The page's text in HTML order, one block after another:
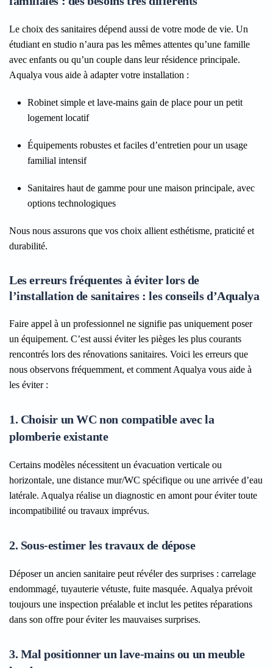
Le choix des sanitaires dépend aussi de votre mode de vie. Un
étudiant en studio n’aura pas les mêmes attentes qu’une famille
avec enfants ou qu’un couple dans leur résidence principale.
Aqualya vous aide à adapter votre installation :
Robinet simple et lave-mains gain de place pour un petit
logement locatif
Équipements robustes et faciles d’entretien pour un usage
familial intensif
Sanitaires haut de gamme pour une maison principale, avec
options technologiques
Nous nous assurons que vos choix allient esthétisme, praticité et
durabilité.
Les erreurs fréquentes à éviter lors de
l’installation de sanitaires : les conseils d’Aqualya
Faire appel à un professionnel ne signifie pas uniquement poser
un équipement. C’est aussi éviter les pièges les plus courants
rencontrés lors des rénovations sanitaires. Voici les erreurs que
nous observons fréquemment, et comment Aqualya vous aide à
les éviter :
1. Choisir un WC non compatible avec la
plomberie existante
Certains modèles nécessitent un évacuation verticale ou
horizontale, une distance mur/WC spécifique ou une arrivée d’eau
latérale. Aqualya réalise un diagnostic en amont pour éviter toute
incompatibilité ou travaux imprévus.
2. Sous-estimer les travaux de dépose
Déposer un ancien sanitaire peut révéler des surprises : carrelage
endommagé, tuyauterie vétuste, fuite masquée. Aqualya prévoit
toujours une inspection préalable et inclut les petites réparations
dans son offre pour éviter les mauvaises surprises.
3. Mal positionner un lave-mains ou un meuble